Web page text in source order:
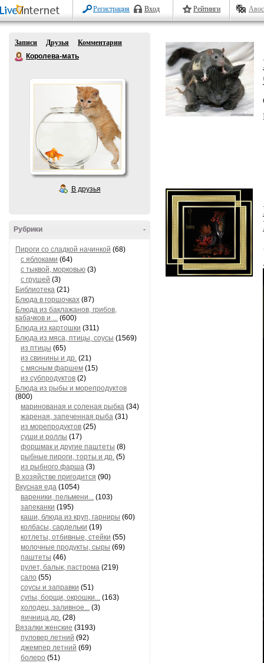
Регистрация Вход Рейтинги
Записи Друзья
Комментарии
Королева-мать
В друзья
-
Рубрики
Пироги со сладкой начинкой (68)
с яблоками (64)
с тыквой, морковью (3)
с грушей (3)
Библиотека (21)
Блюда в горшочках (87)
Блюда из баклажанов, грибов,
кабачков и ... (600)
Блюда из картошки (311)
Блюда из мяса, птицы, соусы (1569)
из птицы (65)
из свинины и др. (21)
с мясным фаршем (15)
из субпродуктов (2)
Блюда из рыбы и морепродуктов
(800)
маринованая и соленая рыбка (34)
жареная, запеченная рыба (31)
из морепродуктов (25)
суши и роллы (17)
форшмак и другие паштеты (8)
рыбные пироги, торты и др. (5)
из рыбного фарша (3)
В хозяйстве пригодится (90)
Вкусная еда (1054)
вареники, пельмени... (103)
запеканки (195)
каши, блюда из круп, гарниры (60)
колбасы, сардельки (19)
котлеты, отбивные, стейки (55)
молочные продукты, сыры (69)
паштеты (46)
рулет, балык, пастрома (219)
сало (55)
соусы и заправки (51)
супы, борщи, окрошки... (163)
холодец, заливное... (3)
яичница др. (28)
Вязалки женские (3193)
пуловер летний (92)
джемпер летний (69)
болеро (51)